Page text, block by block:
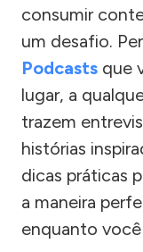
consumir
um desafio.
Podcasts que
lugar, a
trazem
histórias
dicas práticas
a maneira
enquanto você